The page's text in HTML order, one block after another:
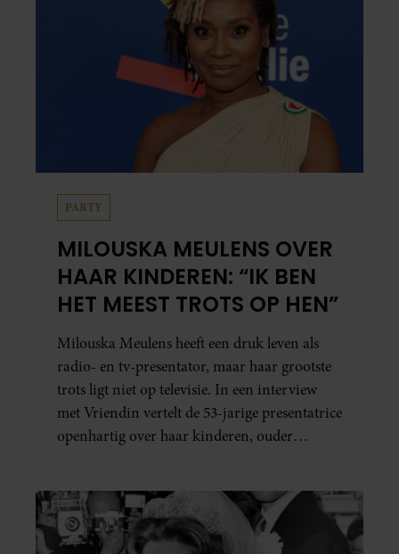
PARTY
MILOUSKA MEULENS OVER
HAAR KINDEREN: “IK BEN
HET MEEST TROTS OP HEN”
Milouska Meulens heeft een druk leven als
radio- en tv-presentator, maar haar grootste
trots ligt niet op televisie. In een interview
met Vriendin vertelt de 53-jarige presentatrice
openhartig over haar kinderen, ouder
welke levenslessen haar vandaag de dag het
meest bezighouden.